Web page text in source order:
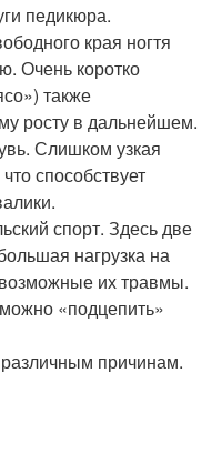
педикюра.
края ногтя
Очень коротко
также
росту в дальнейшем.
Слишком узкая
способствует
спорт. Здесь две
нагрузка на
их травмы.
«подцепить»
причинам.